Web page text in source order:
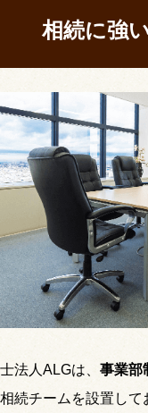
相続に強
法人ALGは、 事業部
続チームを設置して